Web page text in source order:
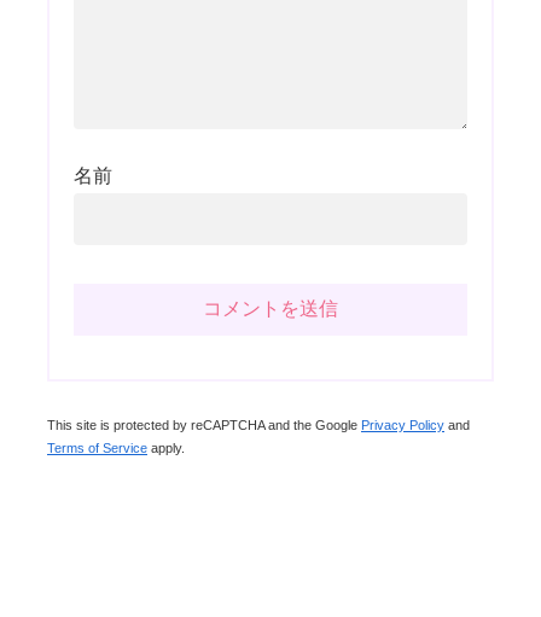
名前
This site is protected by reCAPTCHA and the Google Privacy Policy and
Terms of Service apply.